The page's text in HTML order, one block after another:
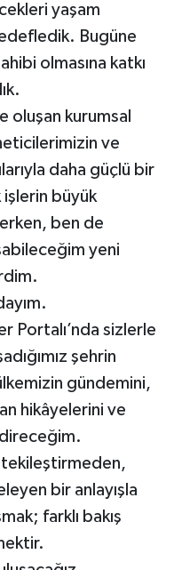
yaşam
Bugüne
olmasına katkı
oluşan kurumsal
ve
daha güçlü bir
işlerin büyük
ben de
yeni
Portalı’nda sizlerle
şehrin
gündemini,
hikâyelerini ve
bir anlayışla
farklı bakış